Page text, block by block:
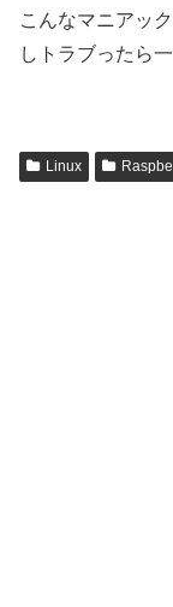
こんなマニアッ
しトラブったら
Linux